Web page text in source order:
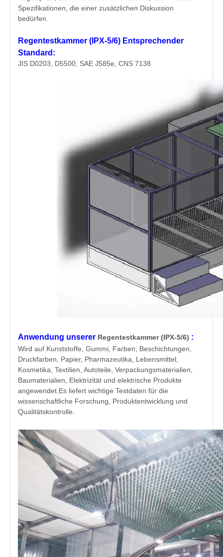
Spezifikationen, die einer zusätzlichen Diskussion
bedürfen.
Regentestkammer (IPX-5/6) Entsprechender
Standard:
JIS D0203, D5500, SAE J585e, CNS 7138
Anwendung unserer Regentestkammer (IPX-5/6) :
Wird auf Kunststoffe, Gummi, Farben, Beschichtungen,
Druckfarben, Papier, Pharmazeutika, Lebensmittel,
Kosmetika, Textilien, Autoteile, Verpackungsmaterialien,
Baumaterialien, Elektrizität und elektrische Produkte
angewendet.Es liefert wichtige Testdaten für die
wissenschaftliche Forschung, Produktentwicklung und
Qualitätskontrolle.